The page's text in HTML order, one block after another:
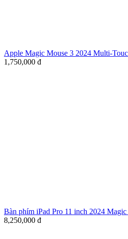
Apple Magic Mouse 3 2024 Multi-
1,750,000 đ
Bàn phím iPad Pro 11 inch 2024
8,250,000 đ